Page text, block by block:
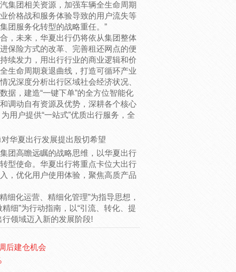
集团相关资源，加强车辆全生命周期
价格战和服务体验导致的用户流失等
团服务化转型的战略重任。”
，未来，华夏出行仍将依从集团整体
保险方式的改革、完善租还网点的便
续发力，用出行行业的商业逻辑和价
生命周期衰退曲线，打造可循环产业
况深度分析出行区域社会经济状况、
据，建造“一键下单”的全方位智能化
调动自有资源及优势，深耕各个核心
用户提供“一站式”优质出行服务，全
华夏出行发展提出殷切希望
团高瞻远瞩的战略思维，以华夏出行
型使命。华夏出行将重点卡位大出行
，优化用户使用体验，聚焦高质产品
细化运营、精细化管理”为指导思想，
细”为行动指南，以“引流、转化、提
领域迈入新的发展阶段!
后建仓机会